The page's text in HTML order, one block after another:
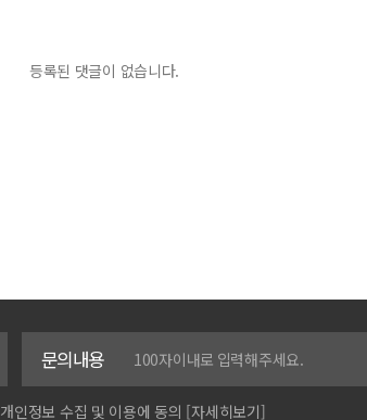
등록된 댓글이 없습니다.
문의내용
개인정보 수집 및 이용에 동의 [자세히보기]